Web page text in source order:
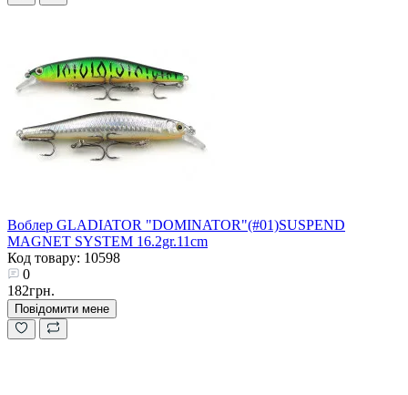
Воблер GLADIATOR "DOMINATOR"(#01)SUSPEND
MAGNET SYSTEM 16.2gr.11cm
Код товару: 10598
0
182грн.
Повідомити мене